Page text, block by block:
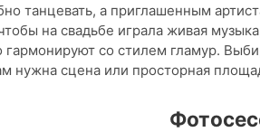
танцевать, а приглашенным
на свадьбе играла живая
гармонируют со стилем гламур.
нужна сцена или просторная